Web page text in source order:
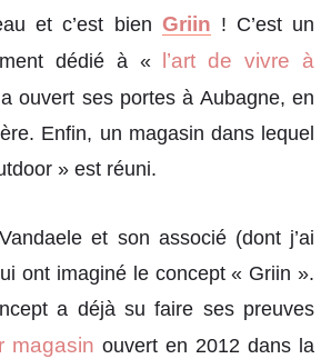
et c’est bien Griin ! C’est un
dédié à «
l’art de vivre à
ouvert ses portes à Aubagne, en
Enfin, un magasin dans lequel
» est réuni.
et son associé (dont j’ai
ont imaginé le concept « Griin ».
a déjà su faire ses preuves
magasin ouvert en 2012 dans la